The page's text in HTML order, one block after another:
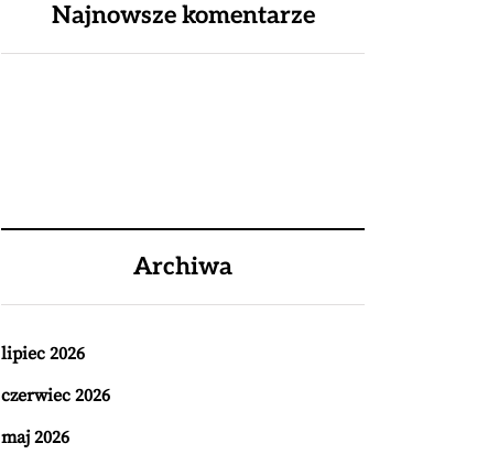
Najnowsze komentarze
Archiwa
lipiec 2026
czerwiec 2026
maj 2026